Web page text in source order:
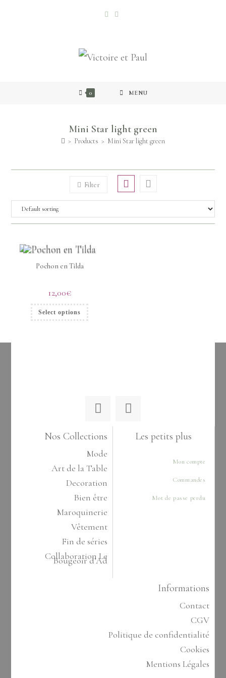
0 MENU
Mini Star light green
> Products > Mini Star light green
Filter
Pochon en Tilda
12,00€
Select options
Nos Collections
Mode
Art de la Table
Decoration
Bien être
Maroquinerie
Vêtement
Fin de séries
Collaboration Le
Bougeoir d’Ad
Les petits plus
Mon compte
Commandes
Mot de passe perdu
Informations
Contact
CGV
Politique de confidentialité
Cookies
Mentions Légales